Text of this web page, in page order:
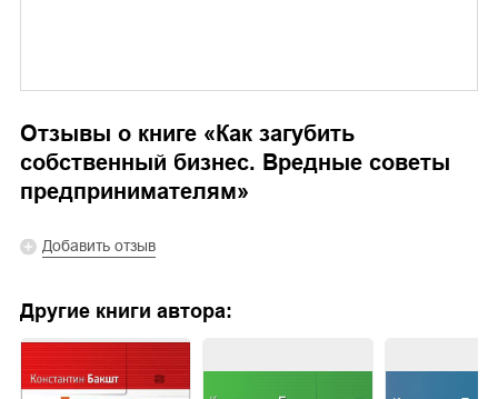
Отзывы о книге « Как загубить
собственный бизнес. Вредные советы
предпринимателям»
Добавить отзыв
Другие книги автора: